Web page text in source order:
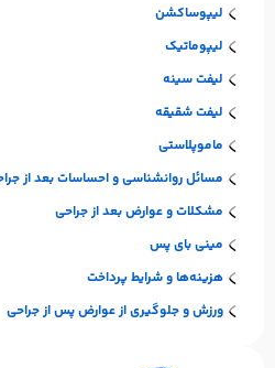
لیپوساکشن
لیپوماتیک
لیفت سینه
لیفت شقیقه
ماموپلاستی
مسائل روانشناسی و احساسات بعد از جراحی
مشکلات و عوارض بعد از جراحی
مینی بای پس
هزینه‌ها و شرایط پرداخت
ورزش و جلوگیری از عوارض پس از جراحی